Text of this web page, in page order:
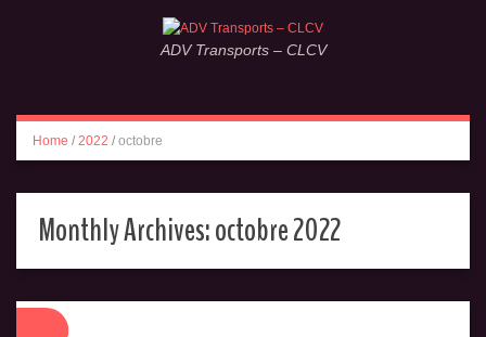
ADV Transports – CLCV
Home / 2022 / octobre
Monthly Archives:octobre 2022